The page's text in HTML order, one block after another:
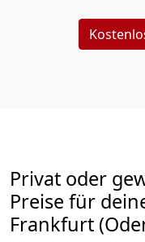
Privat oder
Preise für
Frankfurt